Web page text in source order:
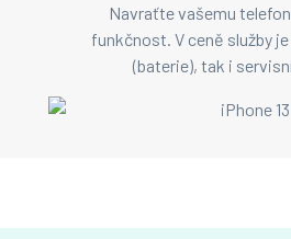
Navraťte vašemu
funkčnost. V ceně služby
(baterie), tak i